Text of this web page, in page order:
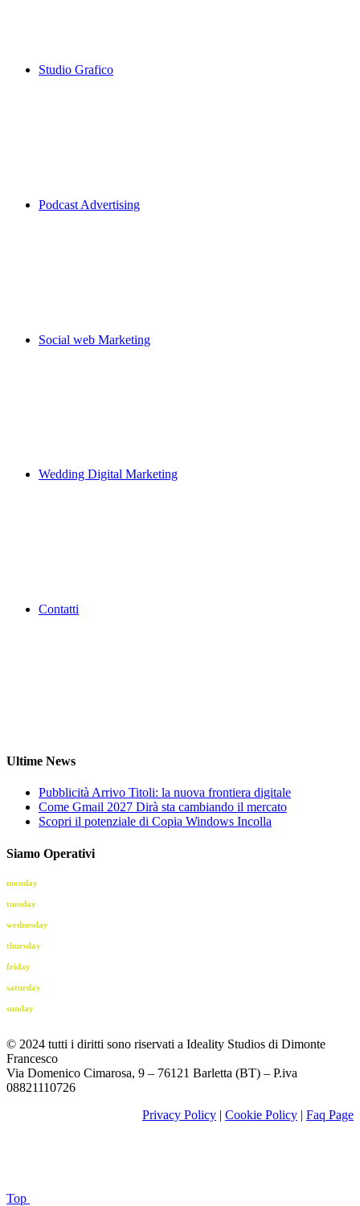
Studio Grafico
Podcast Advertising
Social web Marketing
Wedding Digital Marketing
Contatti
Ultime News
Pubblicità Arrivo Titoli: la nuova frontiera digitale
Come Gmail 2027 Dirà sta cambiando il mercato
Scopri il potenziale di Copia Windows Incolla
Siamo Operativi
monday
tuesday
wednesday
thursday
friday
saturday
sunday
© 2024 tutti i diritti sono riservati a Ideality Studios di Dimonte
Francesco
Via Domenico Cimarosa, 9 – 76121 Barletta (BT) – P.iva
08821110726
Privacy Policy | Cookie Policy | Faq Page
Top